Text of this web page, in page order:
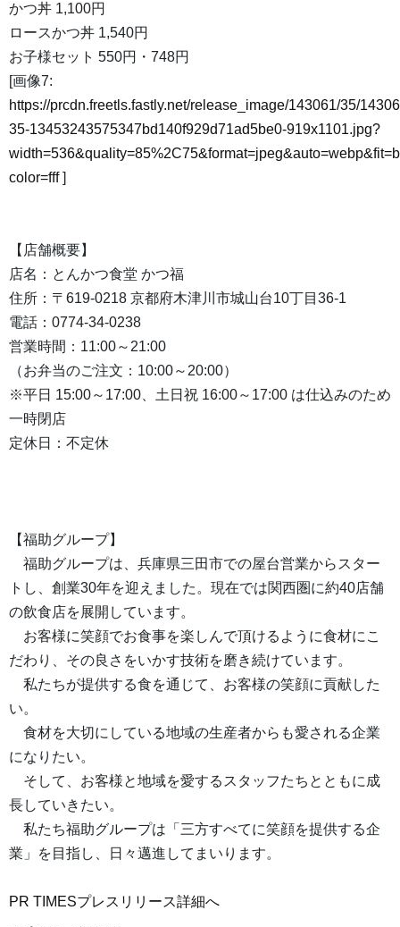
かつ丼 1,100円
ロースかつ丼 1,540円
お子様セット 550円・748円
[画像7:
https://prcdn.freetls.fastly.net/release_image/143061/35/
35-13453243575347bd140f929d71ad5be0-919x1101.jpg?
color=fff]
【店舗概要】
店名：とんかつ食堂 かつ福
住所：〒619-0218 京都府木津川市城山台10丁目36-1
電話：0774-34-0238
営業時間：11:00～21:00
（お弁当のご注文：10:00～20:00）
※平日 15:00～17:00、土日祝 16:00～17:00 は仕込みのため
一時閉店
定休日：不定休
【福助グループ】
福助グループは、兵庫県三田市での屋台営業からスター
トし、創業30年を迎えました。現在では関西圏に約40店舗
の飲食店を展開しています。
お客様に笑顔でお食事を楽しんで頂けるように食材にこ
だわり、その良さをいかす技術を磨き続けています。
私たちが提供する食を通じて、お客様の笑顔に貢献した
い。
食材を大切にしている地域の生産者からも愛される企業
になりたい。
そして、お客様と地域を愛するスタッフたちとともに成
長していきたい。
私たち福助グループは「三方すべてに笑顔を提供する企
業」を目指し、日々邁進してまいります。
PR TIMESプレスリリース詳細へ